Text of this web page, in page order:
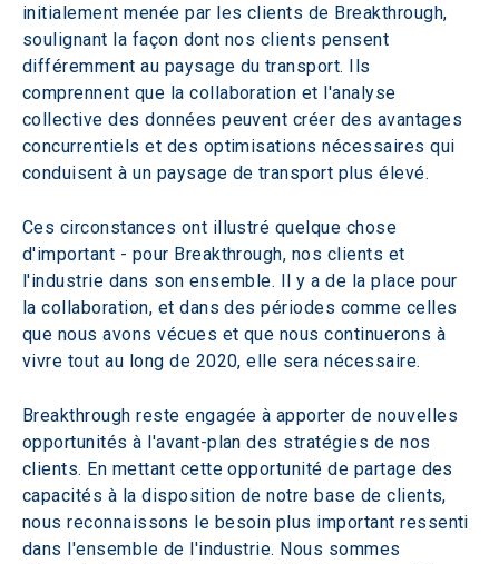
initialement menée par les clients de Breakthrough,
soulignant la façon dont nos clients pensent
différemment au paysage du transport. Ils
comprennent que la collaboration et l'analyse
collective des données peuvent créer des avantages
concurrentiels et des optimisations nécessaires qui
conduisent à un paysage de transport plus élevé.
Ces circonstances ont illustré quelque chose
d'important - pour Breakthrough, nos clients et
l'industrie dans son ensemble. Il y a de la place pour
la collaboration, et dans des périodes comme celles
que nous avons vécues et que nous continuerons à
vivre tout au long de 2020, elle sera nécessaire.
Breakthrough reste engagée à apporter de nouvelles
opportunités à l'avant-plan des stratégies de nos
clients. En mettant cette opportunité de partage des
capacités à la disposition de notre base de clients,
nous reconnaissons le besoin plus important ressenti
dans l'ensemble de l'industrie. Nous sommes